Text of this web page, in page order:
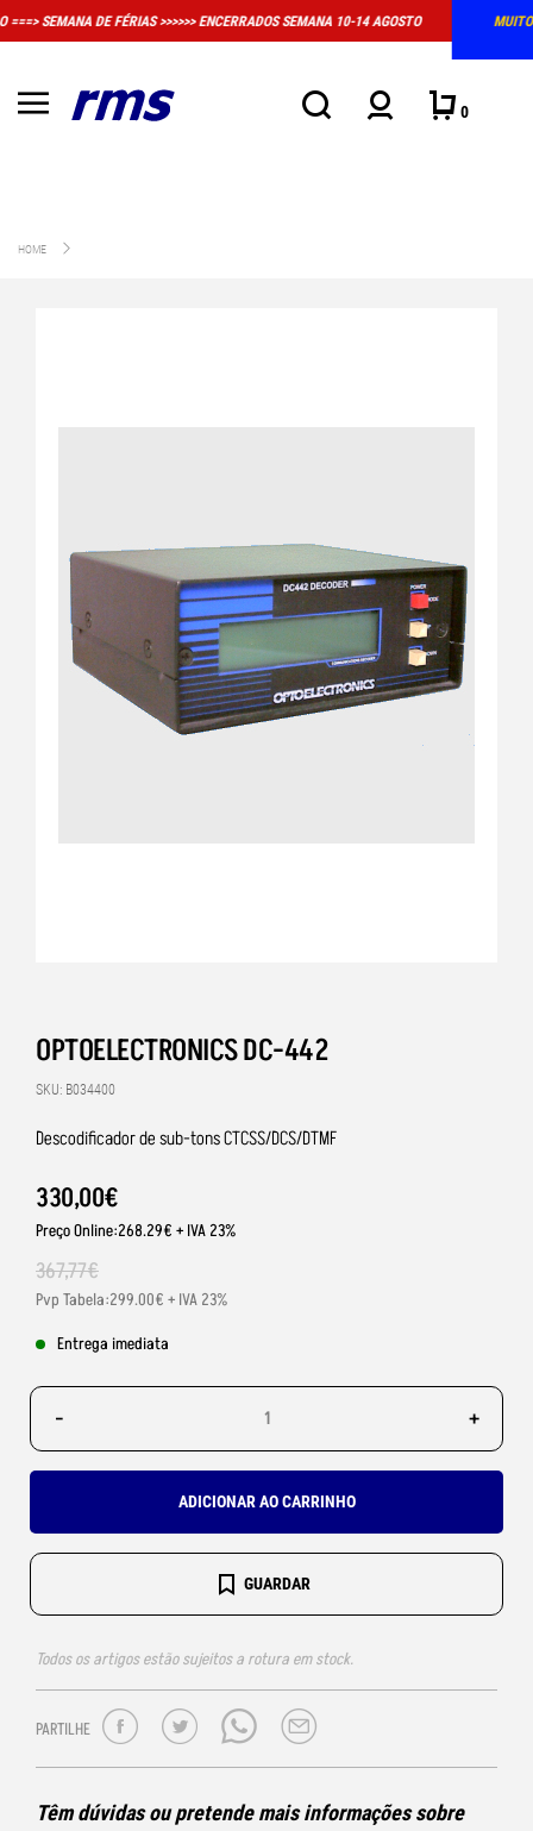
SEMANA 10-14 AGOSTO
MUITO IMPORTANTE: A LOJA FÍSICA EM
CONVENCIONAL DE
0
HOME
OPTOELECTRONICS DC-442
SKU: B034400
Descodificador de sub-tons CTCSS/DCS/DTMF
330,00€
Preço Online:268.29€ + IVA 23%
367,77€
Pvp Tabela:299.00€ + IVA 23%
Entrega imediata
- +
ADICIONAR AO CARRINHO
GUARDAR
Todos os artigos estão sujeitos a rotura em stock.
PARTILHE
Têm dúvidas ou pretende mais informações sobre